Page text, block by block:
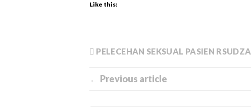
Like this:
PELECEHAN SEKSUAL PASIEN RSUDZA
← Previous article